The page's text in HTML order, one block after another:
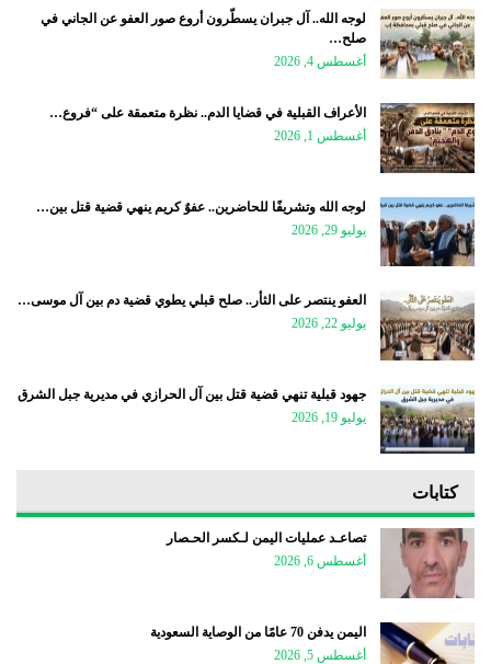
لوجه الله.. آل جبران يسطّرون أروع صور العفو عن الجاني في
صلح…
أغسطس 4, 2026
الأعراف القبلية في قضايا الدم.. نظرة متعمقة على “فروع…
أغسطس 1, 2026
لوجه الله وتشريفًا للحاضرين.. عفوٌ كريم ينهي قضية قتل بين…
يوليو 29, 2026
العفو ينتصر على الثأر.. صلح قبلي يطوي قضية دم بين آل موسى…
يوليو 22, 2026
جهود قبلية تنهي قضية قتل بين آل الحرازي في مديرية جبل الشرق
يوليو 19, 2026
كتابات
تصاعـد عمليات اليمن لـكسر الحـصار
أغسطس 6, 2026
اليمن يدفن 70 عامًا من الوصاية السعودية
أغسطس 5, 2026